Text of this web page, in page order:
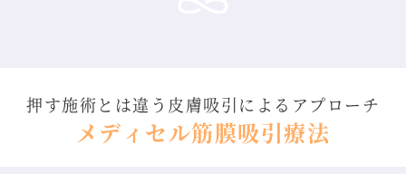
押す施術とは違う 皮膚吸引によるアプローチ
メディセル筋膜吸引療法